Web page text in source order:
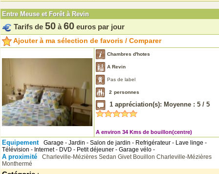
Entre Meuse et Forêt à Revin
Tarifs de 50 à 60 euros par jour
Ajouter à ma sélection de favoris / Comparer
Chambres d'hotes
A Revin
Pas de label
2 personnes
1 appréciation(s): Moyenne : 5 / 5
A environ 34 Kms de bouillon(centre)
Equipement
Garage - Jardin - Salon de jardin - Refrigérateur - Lave linge -
Télévision - Internet - DVD - Petit déjeuner - Garage vélo -
A proximité Charleville-Mézières Sedan Givet Bouillon Charleville-Mézières
Monthermé